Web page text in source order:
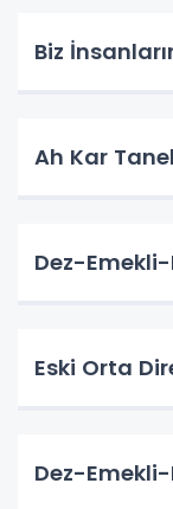
Biz
Ah Kar
Dez-Emekli-
Eski Orta
Dez-Emekli-